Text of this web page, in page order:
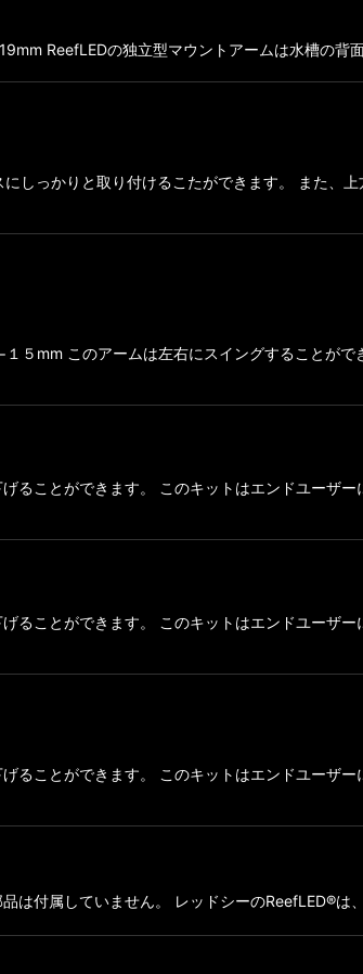
ReefLEDの独立型マウントアームは水槽の背
しっかりと取り付けるこたができます。 また、
５mm このアームは左右にスイングすることが
ることができます。 このキットはエンドユーザ
ることができます。 このキットはエンドユーザ
ることができます。 このキットはエンドユーザ
付属していません。 レッドシーのReefLED®は